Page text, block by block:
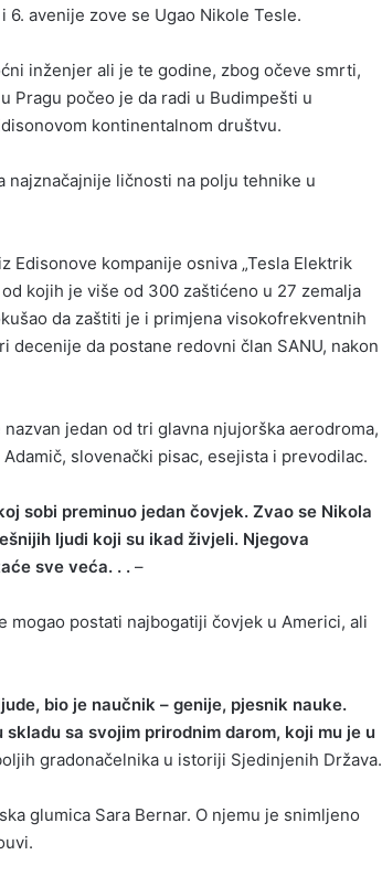
avenije zove se Ugao Nikole Tesle.
inženjer ali je te godine, zbog očeve smrti,
Pragu počeo je da radi u Budimpešti u
kontinentalnom društvu.
najznačajnije ličnosti na polju tehnike u
Edisonove kompanije osniva „Tesla Elektrik
kojih je više od 300 zaštićeno u 27 zemalja
da zaštiti je i primjena visokofrekventnih
da postane redovni član SANU, nakon
jedan od tri glavna njujorška aerodroma,
slovenački pisac, esejista i prevodilac.
sobi preminuo jedan čovjek. Zvao se Nikola
ljudi koji su ikad živjeli. Njegova
sve veća. . . –
mogao postati najbogatiji čovjek u Americi, ali
bio je naučnik – genije, pjesnik nauke.
sa svojim prirodnim darom, koji mu je u
gradonačelnika u istoriji Sjedinjenih Država.
glumica Sara Bernar. O njemu je snimljeno